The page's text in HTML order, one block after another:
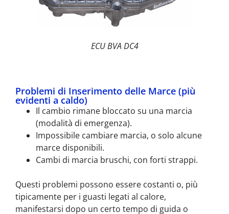
ECU BVA DC4
Problemi di Inserimento delle Marce (più
evidenti a caldo)
Il cambio rimane bloccato su una marcia
(modalità di emergenza).
Impossibile cambiare marcia, o solo alcune
marce disponibili.
Cambi di marcia bruschi, con forti strappi.
Questi problemi possono essere costanti o, più
tipicamente per i guasti legati al calore,
manifestarsi dopo un certo tempo di guida o